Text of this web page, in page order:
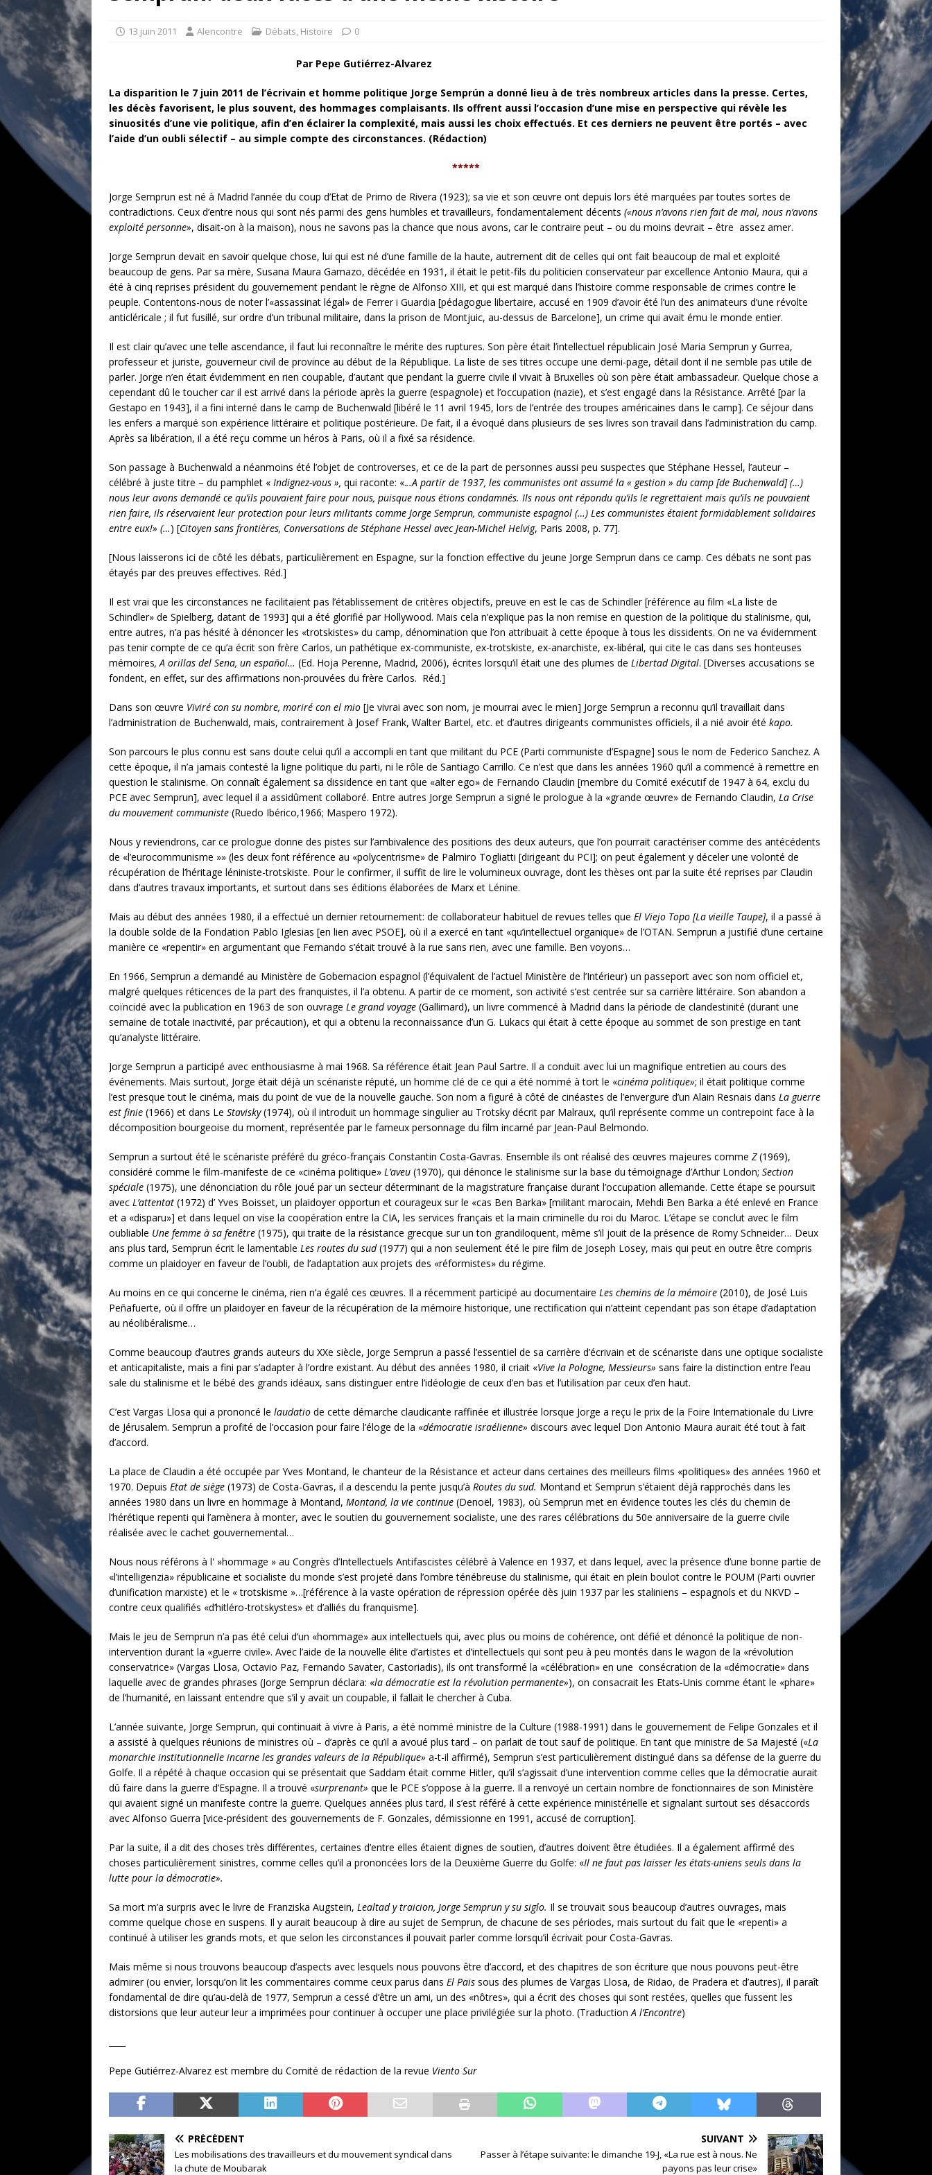
[ 17 juillet 2026 ]
Iran. Le retour de l’option militaire
[ 21 juillet 2026 ] Pause post-canicule… et pré-nouvelle canicule DIVERS
13 juin 2011 Alencontre Débats, Histoire 0
Par Pepe Gutiérrez-Alvarez
La disparition le 7 juin 2011 de l’écrivain et homme politique Jorge Semprún a donné lieu à de très nombreux articles dans la presse. Certes,
les décès favorisent, le plus souvent, des hommages complaisants. Ils offrent aussi l’occasion d’une mise en perspective qui révèle les
sinuosités d’une vie politique, afin d’en éclairer la complexité, mais aussi les choix effectués. Et ces derniers ne peuvent être portés – avec
l’aide d’un oubli sélectif – au simple compte des circonstances. (Rédaction)
*****
Jorge Semprun est né à Madrid l’année du coup d’Etat de Primo de Rivera (1923); sa vie et son œuvre ont depuis lors été marquées par toutes sortes de
contradictions. Ceux d’entre nous qui sont nés parmi des gens humbles et travailleurs, fondamentalement décents («nous n’avons rien fait de mal, nous n’avons
exploité personne», disait-on à la maison), nous ne savons pas la chance que nous avons, car le contraire peut – ou du moins devrait – être assez amer.
Jorge Semprun devait en savoir quelque chose, lui qui est né d’une famille de la haute, autrement dit de celles qui ont fait beaucoup de mal et exploité
beaucoup de gens. Par sa mère, Susana Maura Gamazo, décédée en 1931, il était le petit-fils du politicien conservateur par excellence Antonio Maura, qui a
été à cinq reprises président du gouvernement pendant le règne de Alfonso XIII, et qui est marqué dans l’histoire comme responsable de crimes contre le
peuple. Contentons-nous de noter l’«assassinat légal» de Ferrer i Guardia [pédagogue libertaire, accusé en 1909 d’avoir été l’un des animateurs d’une révolte
anticléricale ; il fut fusillé, sur ordre d’un tribunal militaire, dans la prison de Montjuic, au-dessus de Barcelone], un crime qui avait ému le monde entier.
Il est clair qu’avec une telle ascendance, il faut lui reconnaître le mérite des ruptures. Son père était l’intellectuel républicain José Maria Semprun y Gurrea,
professeur et juriste, gouverneur civil de province au début de la République. La liste de ses titres occupe une demi-page, détail dont il ne semble pas utile de
parler. Jorge n’en était évidemment en rien coupable, d’autant que pendant la guerre civile il vivait à Bruxelles où son père était ambassadeur. Quelque chose a
cependant dû le toucher car il est arrivé dans la période après la guerre (espagnole) et l’occupation (nazie), et s’est engagé dans la Résistance. Arrêté [par la
Gestapo en 1943], il a fini interné dans le camp de Buchenwald [libéré le 11 avril 1945, lors de l’entrée des troupes américaines dans le camp]. Ce séjour dans
les enfers a marqué son expérience littéraire et politique postérieure. De fait, il a évoqué dans plusieurs de ses livres son travail dans l’administration du camp.
Après sa libération, il a été reçu comme un héros à Paris, où il a fixé sa résidence.
Son passage à Buchenwald a néanmoins été l’objet de controverses, et ce de la part de personnes aussi peu suspectes que Stéphane Hessel, l’auteur –
célébré à juste titre – du pamphlet « Indignez-vous », qui raconte: «...A partir de 1937, les communistes ont assumé la « gestion » du camp [de Buchenwald] (…)
nous leur avons demandé ce qu’ils pouvaient faire pour nous, puisque nous étions condamnés. Ils nous ont répondu qu’ils le regrettaient mais qu’ils ne pouvaient
rien faire, ils réservaient leur protection pour leurs militants comme Jorge Semprun, communiste espagnol (…) Les communistes étaient formidablement solidaires
entre eux!» (…) [Citoyen sans frontières, Conversations de Stéphane Hessel avec Jean-Michel Helvig, Paris 2008, p. 77].
[Nous laisserons ici de côté les débats, particulièrement en Espagne, sur la fonction effective du jeune Jorge Semprun dans ce camp. Ces débats ne sont pas
étayés par des preuves effectives. Réd.]
Il est vrai que les circonstances ne facilitaient pas l’établissement de critères objectifs, preuve en est le cas de Schindler [référence au film «La liste de
Schindler» de Spielberg, datant de 1993] qui a été glorifié par Hollywood. Mais cela n’explique pas la non remise en question de la politique du stalinisme, qui,
entre autres, n’a pas hésité à dénoncer les «trotskistes» du camp, dénomination que l’on attribuait à cette époque à tous les dissidents. On ne va évidemment
pas tenir compte de ce qu’a écrit son frère Carlos, un pathétique ex-communiste, ex-trotskiste, ex-anarchiste, ex-libéral, qui cite le cas dans ses honteuses
mémoires, A orillas del Sena, un español… (Ed. Hoja Perenne, Madrid, 2006), écrites lorsqu’il était une des plumes de Libertad Digital. [Diverses accusations se
fondent, en effet, sur des affirmations non-prouvées du frère Carlos. Réd.]
Dans son œuvre Viviré con su nombre, moriré con el mio [Je vivrai avec son nom, je mourrai avec le mien] Jorge Semprun a reconnu qu’il travaillait dans
l’administration de Buchenwald, mais, contrairement à Josef Frank, Walter Bartel, etc. et d’autres dirigeants communistes officiels, il a nié avoir été kapo.
Son parcours le plus connu est sans doute celui qu’il a accompli en tant que militant du PCE (Parti communiste d’Espagne] sous le nom de Federico Sanchez. A
cette époque, il n’a jamais contesté la ligne politique du parti, ni le rôle de Santiago Carrillo. Ce n’est que dans les années 1960 qu’il a commencé à remettre en
question le stalinisme. On connaît également sa dissidence en tant que «alter ego» de Fernando Claudin [membre du Comité exécutif de 1947 à 64, exclu du
PCE avec Semprun], avec lequel il a assidûment collaboré. Entre autres Jorge Semprun a signé le prologue à la «grande œuvre» de Fernando Claudin, La Crise
du mouvement communiste (Ruedo Ibérico,1966; Maspero 1972).
Nous y reviendrons, car ce prologue donne des pistes sur l’ambivalence des positions des deux auteurs, que l’on pourrait caractériser comme des antécédents
de «l’eurocommunisme »» (les deux font référence au «polycentrisme» de Palmiro Togliatti [dirigeant du PCI]; on peut également y déceler une volonté de
récupération de l’héritage léniniste-trotskiste. Pour le confirmer, il suffit de lire le volumineux ouvrage, dont les thèses ont par la suite été reprises par Claudin
dans d’autres travaux importants, et surtout dans ses éditions élaborées de Marx et Lénine.
Mais au début des années 1980, il a effectué un dernier retournement: de collaborateur habituel de revues telles que El Viejo Topo [La vieille Taupe], il a passé à
la double solde de la Fondation Pablo Iglesias [en lien avec PSOE], où il a exercé en tant «qu’intellectuel organique» de l’OTAN. Semprun a justifié d’une certaine
manière ce «repentir» en argumentant que Fernando s’était trouvé à la rue sans rien, avec une famille. Ben voyons…
En 1966, Semprun a demandé au Ministère de Gobernacion espagnol (l’équivalent de l’actuel Ministère de l’Intérieur) un passeport avec son nom officiel et,
malgré quelques réticences de la part des franquistes, il l’a obtenu. A partir de ce moment, son activité s’est centrée sur sa carrière littéraire. Son abandon a
coïncidé avec la publication en 1963 de son ouvrage Le grand voyage (Gallimard), un livre commencé à Madrid dans la période de clandestinité (durant une
semaine de totale inactivité, par précaution), et qui a obtenu la reconnaissance d’un G. Lukacs qui était à cette époque au sommet de son prestige en tant
qu’analyste littéraire.
Jorge Semprun a participé avec enthousiasme à mai 1968. Sa référence était Jean Paul Sartre. Il a conduit avec lui un magnifique entretien au cours des
événements. Mais surtout, Jorge était déjà un scénariste réputé, un homme clé de ce qui a été nommé à tort le «cinéma politique»; il était politique comme
l’est presque tout le cinéma, mais du point de vue de la nouvelle gauche. Son nom a figuré à côté de cinéastes de l’envergure d’un Alain Resnais dans La guerre
est finie (1966) et dans Le Stavisky(1974), où il introduit un hommage singulier au Trotsky décrit par Malraux, qu’il représente comme un contrepoint face à la
décomposition bourgeoise du moment, représentée par le fameux personnage du film incarné par Jean-Paul Belmondo.
Semprun a surtout été le scénariste préféré du gréco-français Constantin Costa-Gavras. Ensemble ils ont réalisé des œuvres majeures comme Z(1969),
considéré comme le film-manifeste de ce «cinéma politique» L’aveu (1970), qui dénonce le stalinisme sur la base du témoignage d’Arthur London; Section
spéciale (1975), une dénonciation du rôle joué par un secteur déterminant de la magistrature française durant l’occupation allemande. Cette étape se poursuit
avec L’attentat (1972) d’ Yves Boisset, un plaidoyer opportun et courageux sur le «cas Ben Barka» [militant marocain, Mehdi Ben Barka a été enlevé en France
et a «disparu»] et dans lequel on vise la coopération entre la CIA, les services français et la main criminelle du roi du Maroc. L’étape se conclut avec le film
oubliable Une femme à sa fenêtre (1975), qui traite de la résistance grecque sur un ton grandiloquent, même s’il jouit de la présence de Romy Schneider… Deux
ans plus tard, Semprun écrit le lamentable Les routes du sud(1977) qui a non seulement été le pire film de Joseph Losey, mais qui peut en outre être compris
comme un plaidoyer en faveur de l’oubli, de l’adaptation aux projets des «réformistes» du régime.
Au moins en ce qui concerne le cinéma, rien n’a égalé ces œuvres. Il a récemment participé au documentaire Les chemins de la mémoire (2010), de José Luis
Peñafuerte, où il offre un plaidoyer en faveur de la récupération de la mémoire historique, une rectification qui n’atteint cependant pas son étape d’adaptation
au néolibéralisme…
Comme beaucoup d’autres grands auteurs du XXe siècle, Jorge Semprun a passé l’essentiel de sa carrière d’écrivain et de scénariste dans une optique socialiste
et anticapitaliste, mais a fini par s’adapter à l’ordre existant. Au début des années 1980, il criait «Vive la Pologne, Messieurs» sans faire la distinction entre l’eau
sale du stalinisme et le bébé des grands idéaux, sans distinguer entre l’idéologie de ceux d’en bas et l’utilisation par ceux d’en haut.
C’est Vargas Llosa qui a prononcé le laudatio de cette démarche claudicante raffinée et illustrée lorsque Jorge a reçu le prix de la Foire Internationale du Livre
de Jérusalem. Semprun a profité de l’occasion pour faire l’éloge de la «démocratie israélienne» discours avec lequel Don Antonio Maura aurait été tout à fait
d’accord.
La place de Claudin a été occupée par Yves Montand, le chanteur de la Résistance et acteur dans certaines des meilleurs films «politiques» des années 1960 et
1970. Depuis Etat de siège (1973) de Costa-Gavras, il a descendu la pente jusqu’à Routes du sud. Montand et Semprun s’étaient déjà rapprochés dans les
années 1980 dans un livre en hommage à Montand, Montand, la vie continue (Denoël, 1983), où Semprun met en évidence toutes les clés du chemin de
l’hérétique repenti qui l’amènera à monter, avec le soutien du gouvernement socialiste, une des rares célébrations du 50e anniversaire de la guerre civile
réalisée avec le cachet gouvernemental…
Nous nous référons à l' »hommage » au Congrès d’Intellectuels Antifascistes célébré à Valence en 1937, et dans lequel, avec la présence d’une bonne partie de
«l’intelligenzia» républicaine et socialiste du monde s’est projeté dans l’ombre ténébreuse du stalinisme, qui était en plein boulot contre le POUM (Parti ouvrier
d’unification marxiste) et le « trotskisme »…[référence à la vaste opération de répression opérée dès juin 1937 par les staliniens – espagnols et du NKVD –
contre ceux qualifiés «d’hitléro-trotskystes» et d’alliés du franquisme].
Mais le jeu de Semprun n’a pas été celui d’un «hommage» aux intellectuels qui, avec plus ou moins de cohérence, ont défié et dénoncé la politique de non-
intervention durant la «guerre civile». Avec l’aide de la nouvelle élite d’artistes et d’intellectuels qui sont peu à peu montés dans le wagon de la «révolution
conservatrice» (Vargas Llosa, Octavio Paz, Fernando Savater, Castoriadis), ils ont transformé la «célébration» en une consécration de la «démocratie» dans
laquelle avec de grandes phrases (Jorge Semprun déclara: «la démocratie est la révolution permanente»), on consacrait les Etats-Unis comme étant le «phare»
de l’humanité, en laissant entendre que s’il y avait un coupable, il fallait le chercher à Cuba.
L’année suivante, Jorge Semprun, qui continuait à vivre à Paris, a été nommé ministre de la Culture (1988-1991) dans le gouvernement de Felipe Gonzales et il
a assisté à quelques réunions de ministres où – d’après ce qu’il a avoué plus tard – on parlait de tout sauf de politique. En tant que ministre de Sa Majesté («La
monarchie institutionnelle incarne les grandes valeurs de la République» a-t-il affirmé), Semprun s’est particulièrement distingué dans sa défense de la guerre du
Golfe. Il a répété à chaque occasion qui se présentait que Saddam était comme Hitler, qu’il s’agissait d’une intervention comme celles que la démocratie aurait
dû faire dans la guerre d’Espagne. Il a trouvé «surprenant» que le PCE s’oppose à la guerre. Il a renvoyé un certain nombre de fonctionnaires de son Ministère
qui avaient signé un manifeste contre la guerre. Quelques années plus tard, il s’est référé à cette expérience ministérielle et signalant surtout ses désaccords
avec Alfonso Guerra [vice-président des gouvernements de F. Gonzales, démissionne en 1991, accusé de corruption].
Par la suite, il a dit des choses très différentes, certaines d’entre elles étaient dignes de soutien, d’autres doivent être étudiées. Il a également affirmé des
choses particulièrement sinistres, comme celles qu’il a prononcées lors de la Deuxième Guerre du Golfe: «Il ne faut pas laisser les états-uniens seuls dans la
lutte pour la démocratie».
Sa mort m’a surpris avec le livre de Franziska Augstein, Lealtad y traicion, Jorge Semprun y su siglo. Il se trouvait sous beaucoup d’autres ouvrages, mais
comme quelque chose en suspens. Il y aurait beaucoup à dire au sujet de Semprun, de chacune de ses périodes, mais surtout du fait que le «repenti» a
continué à utiliser les grands mots, et que selon les circonstances il pouvait parler comme lorsqu’il écrivait pour Costa-Gavras.
Mais même si nous trouvons beaucoup d’aspects avec lesquels nous pouvons être d’accord, et des chapitres de son écriture que nous pouvons peut-être
admirer (ou envier, lorsqu’on lit les commentaires comme ceux parus dans El Pais sous des plumes de Vargas Llosa, de Ridao, de Pradera et d’autres), il paraît
fondamental de dire qu’au-delà de 1977, Semprun a cessé d’être un ami, un des «nôtres», qui a écrit des choses qui sont restées, quelles que fussent les
distorsions que leur auteur leur a imprimées pour continuer à occuper une place privilégiée sur la photo. (TraductionA l’Encontre)
Pepe Gutiérrez-Alvarez est membre du Comité de rédaction de la revue Viento Sur
PRÉCÉDENT
Les mobilisations des travailleurs et du mouvement syndical dans
la chute de Moubarak
SUIVANT
Passer à l’étape suivante: le dimanche 19-J, «La rue est à nous. Ne
payons pas leur crise»